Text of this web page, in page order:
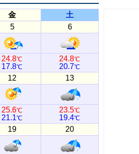
金
土
5 6
24.8℃
17.8℃
24.8℃
20.7℃
12 13
25.6℃
21.1℃
23.5℃
19.4℃
19 20